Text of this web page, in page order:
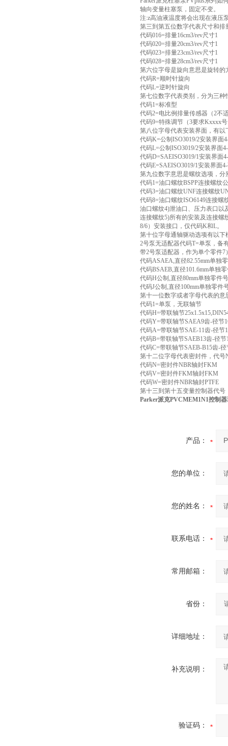
轴向变量柱塞泵，固定不变。
注:z高油液温度将会出现在液压
第三到第五位数字代表尺寸和
代码016=排量16cm3/rev尺寸1
代码020=排量20cm3/rev尺寸1
代码023=排量23cm3/rev尺寸1
代码028=排量28cm3/rev尺寸1
第六位字母是旋向意思是旋转
代码R=顺时针旋向
代码L=逆时针旋向
第七位数字代表类别，分为三种
代码1=标准型
代码2=电比例排量传感器（2不
代码9=特殊调节（3要求Kxxxx
第八位字母代表安装界面，有以
代码K=公制ISO3019/2安装界面
代码L=公制ISO3019/2安装界面
代码D=SAEISO3019/1安装界面
代码E=SAEISO3019/1安装界面
第九位数字意思是螺纹选项，分
代码1=油口螺纹BSPP连接螺纹
代码3=油口螺纹UNF连接螺纹
代码8=油口螺纹ISO6149连接螺
油口螺纹4)泄油口、压力表口以
连接螺纹5)所有的安装及连接螺
8/6）安装接口，仅代码K和L。
第十位字母通轴驱动选项有以下
2号泵无适配器代码T=单泵，备
带2号泵适配器，作为单个零件
代码ASAEA,直径82.55mm单独
代码BSAEB,直径101.6mm单独
代码H公制,直径80mm单独零件
代码J公制,直径100mm单独零件
第十一位数字或者字母代表的
代码1=单泵，无联轴节
代码H=带联轴节
代码Y=带联轴节SAEA9齿-径节
代码A=带联轴节SAE-11齿-径节
代码B=带联轴节SAEB13齿-径
代码C=带联轴节SAEB-B15齿-
第十二位字母代表密封件，代号
代码N=密封件NBR轴封FKM
代码V=密封件FKM轴封FKM
代码W=密封件NBR轴封PTFE
第十三到第十五变量控制器代号
Parker派克PVCMEM1N1控制
产品：
您的单位：
您的姓名：
联系电话：
常用邮箱：
省份：
详细地址：
补充说明：
验证码：